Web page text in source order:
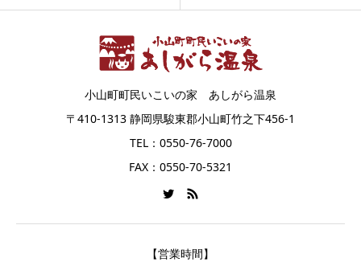
小山町町民いこいの家 あしがら温泉
〒410-1313 静岡県駿東郡小山町竹之下456-1
TEL：0550-76-7000
FAX：0550-70-5321
【営業時間】